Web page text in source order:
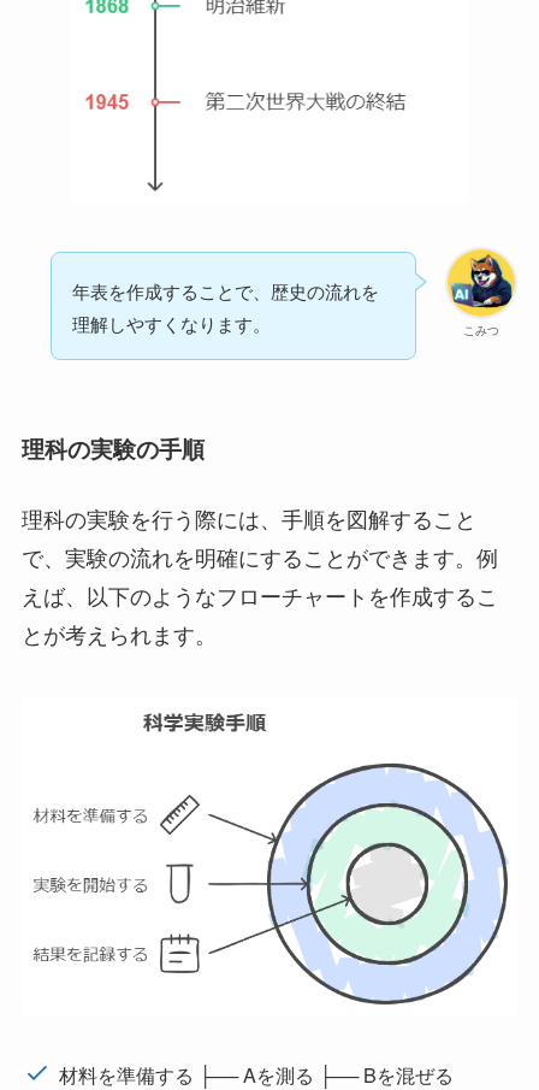
こみつ
年表を作成することで、歴史の流れを
理解しやすくなります。
理科の実験の手順
理科の実験を行う際には、手順を図解すること
で、実験の流れを明確にすることができます。例
えば、以下のようなフローチャートを作成するこ
とが考えられます。
材料を準備する ├── Aを測る ├── Bを混ぜる